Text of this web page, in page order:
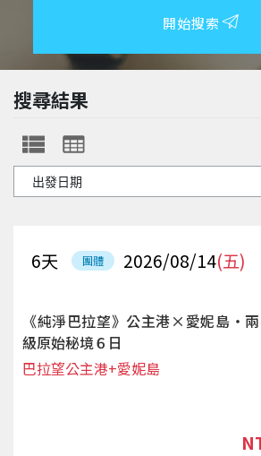
開始搜索
搜尋結果
團體 2026/08/14(五)
6天
《純淨巴拉望》公主港×愛妮島‧
級原始秘境６日
巴拉望公主港+愛妮島